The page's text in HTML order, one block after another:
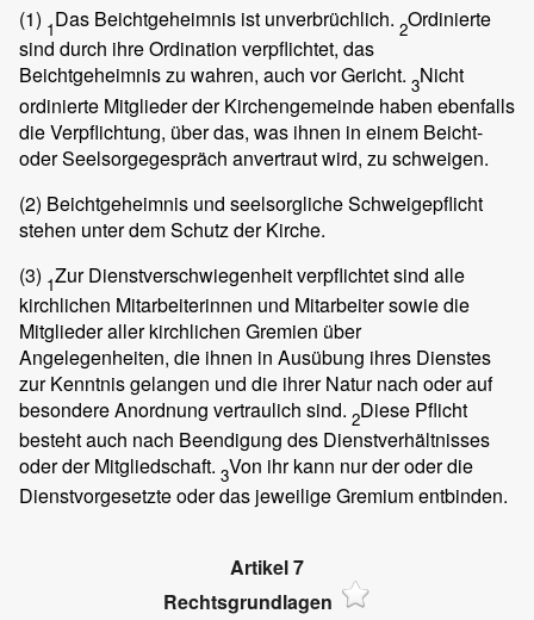
(1) 1Das Beichtgeheimnis ist unverbrüchlich. 2Ordinierte
sind durch ihre Ordination verpflichtet, das
Beichtgeheimnis zu wahren, auch vor Gericht. 3Nicht
ordinierte Mitglieder der Kirchengemeinde haben ebenfalls
die Verpflichtung, über das, was ihnen in einem Beicht-
oder Seelsorgegespräch anvertraut wird, zu schweigen.
(2) Beichtgeheimnis und seelsorgliche Schweigepflicht
stehen unter dem Schutz der Kirche.
(3) 1Zur Dienstverschwiegenheit verpflichtet sind alle
kirchlichen Mitarbeiterinnen und Mitarbeiter sowie die
Mitglieder aller kirchlichen Gremien über
Angelegenheiten, die ihnen in Ausübung ihres Dienstes
zur Kenntnis gelangen und die ihrer Natur nach oder auf
besondere Anordnung vertraulich sind. 2Diese Pflicht
besteht auch nach Beendigung des Dienstverhältnisses
oder der Mitgliedschaft. 3Von ihr kann nur der oder die
Dienstvorgesetzte oder das jeweilige Gremium entbinden.
Artikel 7
Rechtsgrundlagen